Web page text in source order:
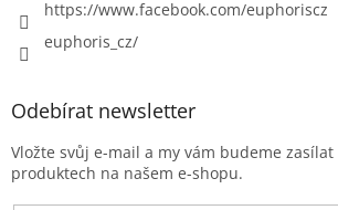
https://www.facebook.com/euphoriscz
euphoris_cz/
Odebírat newsletter
Vložte svůj e-mail a my vám budeme
produktech na našem e-shopu.